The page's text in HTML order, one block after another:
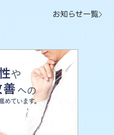
お知らせ一覧